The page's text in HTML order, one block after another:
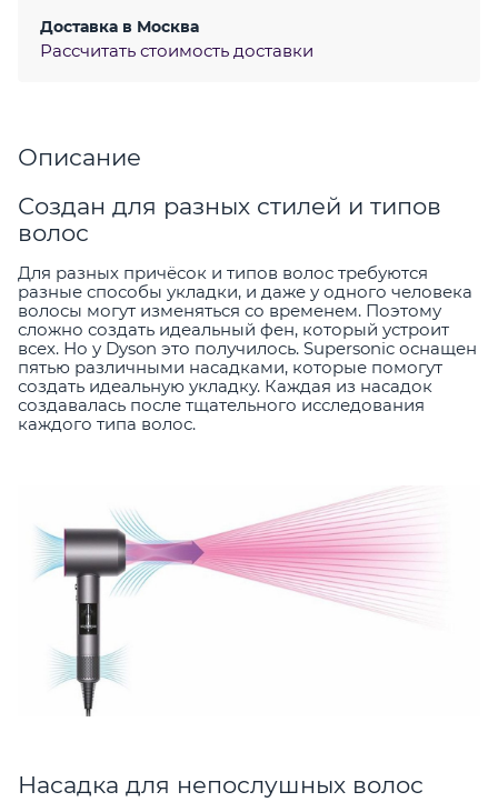
Доставка в Москва
Рассчитать стоимость доставки
Описание
Создан для разных стилей и типов
волос
Для разных причёсок и типов волос требуются
разные способы укладки, и даже у одного человека
волосы могут изменяться со временем. Поэтому
сложно создать идеальный фен, который устроит
всех. Но у Dyson это получилось. Supersonic оснащен
пятью различными насадками, которые помогут
создать идеальную укладку. Каждая из насадок
создавалась после тщательного исследования
каждого типа волос.
Насадка для непослушных волос